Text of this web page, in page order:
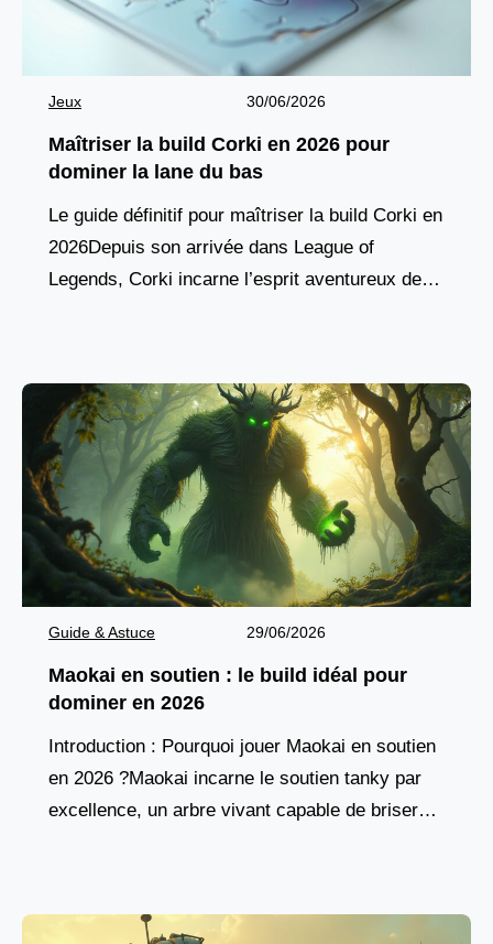
Jeux 30/06/2026
Maîtriser la build Corki en 2026 pour
dominer la lane du bas
Le guide définitif pour maîtriser la build Corki en
2026Depuis son arrivée dans League of
Legends, Corki incarne l’esprit aventureux des
Guide & Astuce 29/06/2026
Maokai en soutien : le build idéal pour
dominer en 2026
Introduction : Pourquoi jouer Maokai en soutien
en 2026 ?Maokai incarne le soutien tanky par
excellence, un arbre vivant capable de briser